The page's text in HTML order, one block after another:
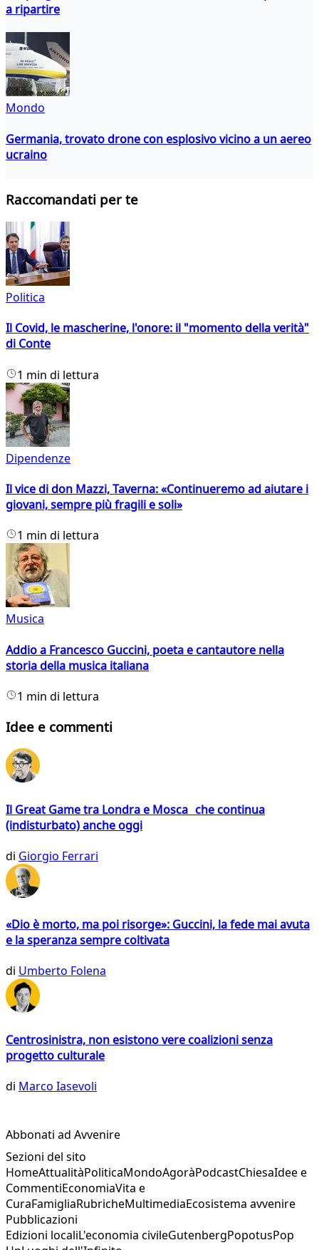
a ripartire
Mondo
Germania, trovato drone con esplosivo vicino a un aereo
ucraino
Raccomandati per te
Politica
Il Covid, le mascherine, l'onore: il "momento della verità"
di Conte
1 min di lettura
Dipendenze
Il vice di don Mazzi, Taverna: «Continueremo ad aiutare i
giovani, sempre più fragili e soli»
1 min di lettura
Musica
Addio a Francesco Guccini, poeta e cantautore nella
storia della musica italiana
1 min di lettura
Idee e commenti
Il Great Game tra Londra e Mosca che continua
(indisturbato) anche oggi
di Giorgio Ferrari
«Dio è morto, ma poi risorge»: Guccini, la fede mai avuta
e la speranza sempre coltivata
di Umberto Folena
Centrosinistra, non esistono vere coalizioni senza
progetto culturale
di Marco Iasevoli
Abbonati ad Avvenire
Sezioni del sito
HomeAttualitàPoliticaMondoAgoràPodcastChiesaIdee e
CommentiEconomiaVita e
CuraFamigliaRubricheMultimediaEcosistema avvenire
Pubblicazioni
Edizioni localiL'economia civileGutenbergPopotusPop